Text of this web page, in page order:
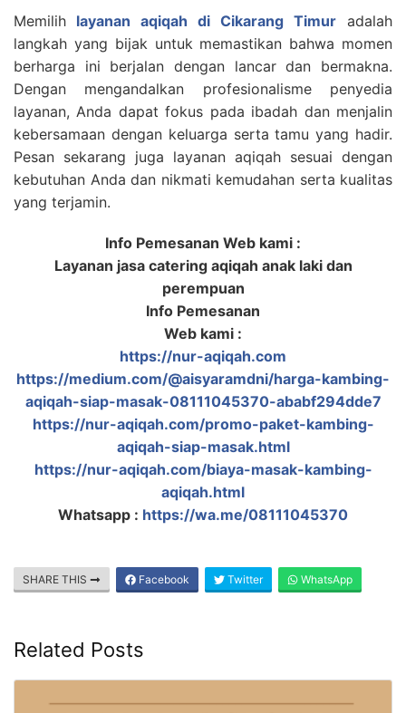
Memilih layanan aqiqah di Cikarang Timur adalah
langkah yang bijak untuk memastikan bahwa momen
berharga ini berjalan dengan lancar dan bermakna.
Dengan mengandalkan profesionalisme penyedia
layanan, Anda dapat fokus pada ibadah dan menjalin
kebersamaan dengan keluarga serta tamu yang hadir.
Pesan sekarang juga layanan aqiqah sesuai dengan
kebutuhan Anda dan nikmati kemudahan serta kualitas
yang terjamin.
Info Pemesanan Web kami :
Layanan jasa catering aqiqah anak laki dan
perempuan
Info Pemesanan
Web kami :
https://nur-aqiqah.com
https://medium.com/@aisyaramdni/harga-kambing-
aqiqah-siap-masak-08111045370-ababf294dde7
https://nur-aqiqah.com/promo-paket-kambing-
aqiqah-siap-masak.html
https://nur-aqiqah.com/biaya-masak-kambing-
aqiqah.html
Whatsapp : https://wa.me/08111045370
SHARE THIS Facebook Twitter WhatsApp
Related Posts